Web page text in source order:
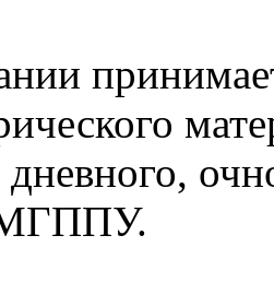
МГППУ.